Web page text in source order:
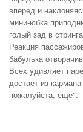
вперед и
мини-юбка
голый зад в
Реакция
бабулька
Всех удивляет
достает из
пожалуйста, еще".